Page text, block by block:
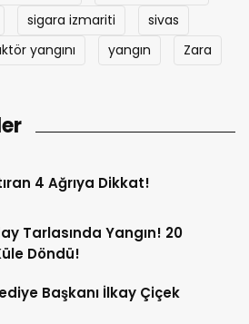
sigara izmariti
sivas
yangını yangın Zara
4 Ağrıya Dikkat!
Tarlasında Yangın! 20
Döndü!
Başkanı İlkay Çiçek